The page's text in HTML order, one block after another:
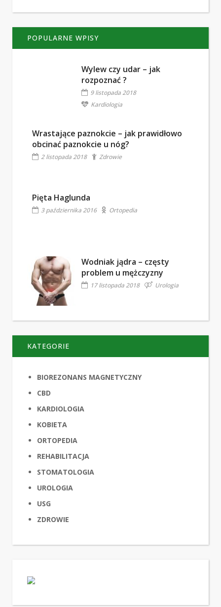
POPULARNE WPISY
Wylew czy udar – jak
rozpoznać ?
9 listopada 2018
Kardiologia
Wrastające paznokcie – jak prawidłowo
obcinać paznokcie u nóg?
2 listopada 2018 Zdrowie
Pięta Haglunda
3 października 2016 Ortopedia
Wodniak jądra – częsty
problem u mężczyzny
17 listopada 2018 Urologia
KATEGORIE
BIOREZONANS MAGNETYCZNY
CBD
KARDIOLOGIA
KOBIETA
ORTOPEDIA
REHABILITACJA
STOMATOLOGIA
UROLOGIA
USG
ZDROWIE